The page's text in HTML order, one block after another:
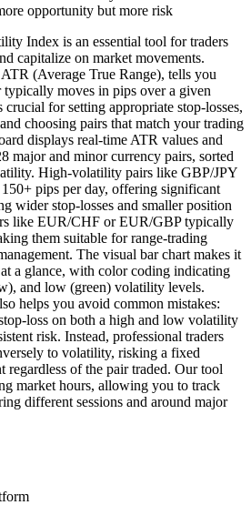
opportunity but more risk
Index is an essential tool for traders
capitalize on market movements.
(Average True Range), tells you
moves in pips over a given
for setting appropriate stop-losses,
choosing pairs that match your trading
displays real-time ATR values and
major and minor currency pairs, sorted
High-volatility pairs like GBP/JPY
pips per day, offering significant
wider stop-losses and smaller position
like EUR/CHF or EUR/GBP typically
them suitable for range-trading
The visual bar chart makes it
a glance, with color coding indicating
and low (green) volatility levels.
helps you avoid common mistakes:
loss on both a high and low volatility
risk. Instead, professional traders
to volatility, risking a fixed
regardless of the pair traded. Our tool
market hours, allowing you to track
different sessions and around major